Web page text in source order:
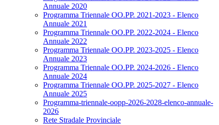
Annuale 2020
Programma Triennale OO.PP. 2021-2023 - Elenco
Annuale 2021
Programma Triennale OO.PP. 2022-2024 - Elenco
Annuale 2022
Programma Triennale OO.PP. 2023-2025 - Elenco
Annuale 2023
Programma Triennale OO.PP. 2024-2026 - Elenco
Annuale 2024
Programma Triennale OO.PP. 2025-2027 - Elenco
Annuale 2025
Programma-triennale-oopp-2026-2028-elenco-annuale-
2026
Rete Stradale Provinciale